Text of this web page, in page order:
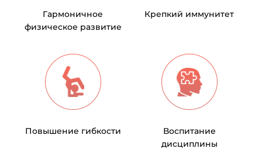
Гармоничное
физическое развитие
Крепкий иммунитет
Повышение гибкости
Воспитание
дисциплины